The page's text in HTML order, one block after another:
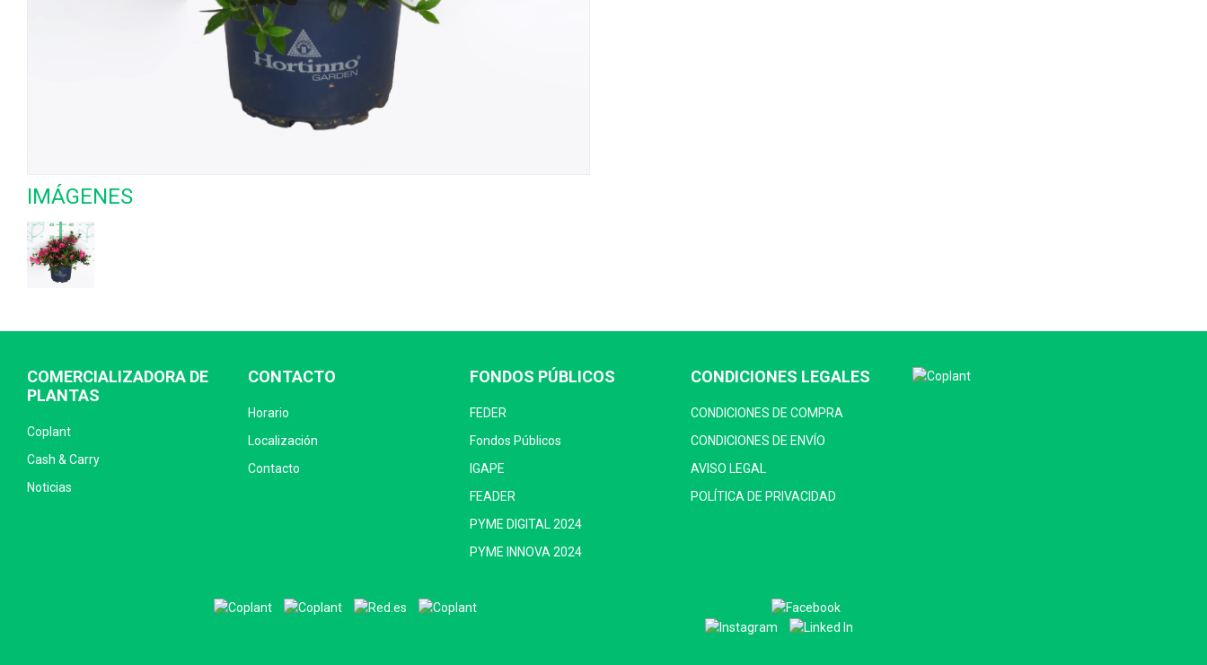
IMÁGENES
COMERCIALIZADORA DE
PLANTAS
Coplant
Cash & Carry
Noticias
CONTACTO
Horario
Localización
Contacto
FONDOS PÚBLICOS
FEDER
Fondos Públicos
IGAPE
FEADER
PYME DIGITAL 2024
PYME INNOVA 2024
CONDICIONES LEGALES
CONDICIONES DE COMPRA
CONDICIONES DE ENVÍO
AVISO LEGAL
POLÍTICA DE PRIVACIDAD